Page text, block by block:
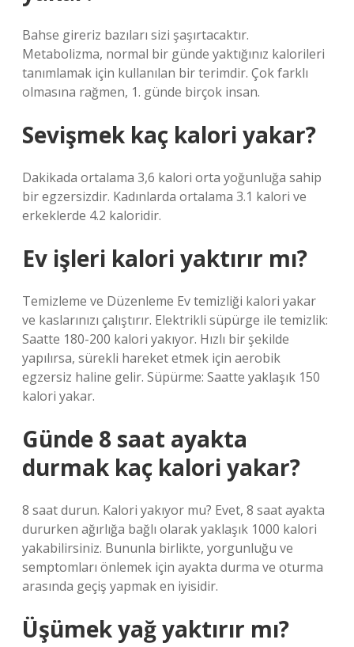
Bahse gireriz bazıları sizi şaşırtacaktır.
Metabolizma, normal bir günde yaktığınız kalorileri
tanımlamak için kullanılan bir terimdir. Çok farklı
olmasına rağmen, 1. günde birçok insan.
Sevişmek kaç kalori yakar?
Dakikada ortalama 3,6 kalori orta yoğunluğa sahip
bir egzersizdir. Kadınlarda ortalama 3.1 kalori ve
erkeklerde 4.2 kaloridir.
Ev işleri kalori yaktırır mı?
Temizleme ve Düzenleme Ev temizliği kalori yakar
ve kaslarınızı çalıştırır. Elektrikli süpürge ile temizlik:
Saatte 180-200 kalori yakıyor. Hızlı bir şekilde
yapılırsa, sürekli hareket etmek için aerobik
egzersiz haline gelir. Süpürme: Saatte yaklaşık 150
kalori yakar.
Günde 8 saat ayakta
durmak kaç kalori yakar?
8 saat durun. Kalori yakıyor mu? Evet, 8 saat ayakta
dururken ağırlığa bağlı olarak yaklaşık 1000 kalori
yakabilirsiniz. Bununla birlikte, yorgunluğu ve
semptomları önlemek için ayakta durma ve oturma
arasında geçiş yapmak en iyisidir.
Üşümek yağ yaktırır mı?